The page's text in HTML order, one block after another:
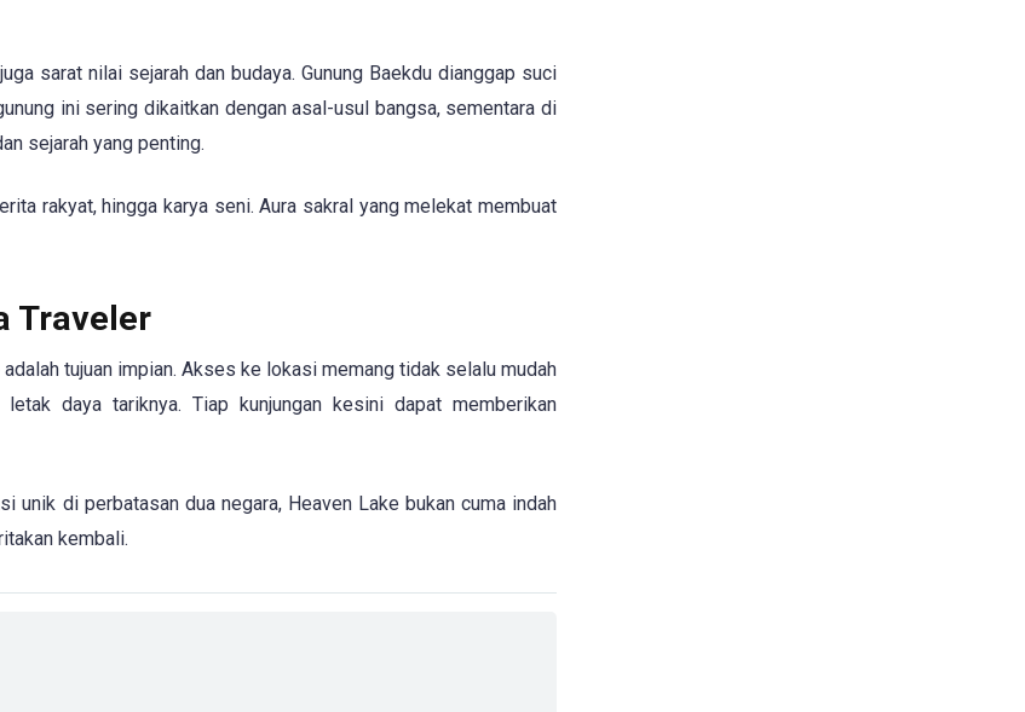
sarat nilai sejarah dan budaya. Gunung Baekdu dianggap suci
ini sering dikaitkan dengan asal-usul bangsa, sementara di
sejarah yang penting.
rakyat, hingga karya seni. Aura sakral yang melekat membuat
Traveler
tujuan impian. Akses ke lokasi memang tidak selalu mudah
daya tariknya. Tiap kunjungan kesini dapat memberikan
unik di perbatasan dua negara, Heaven Lake bukan cuma indah
kembali.